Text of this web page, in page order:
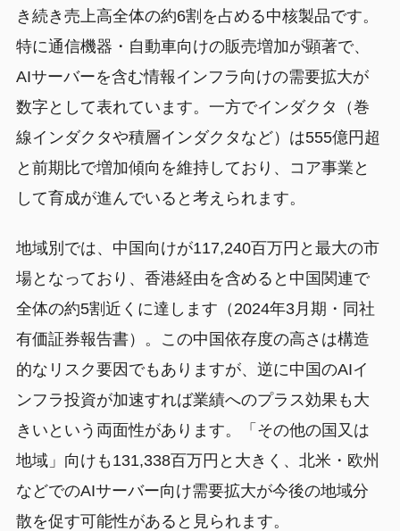
き続き売上高全体の約6割を占める中核製品です。
特に通信機器・自動車向けの販売増加が顕著で、
AIサーバーを含む情報インフラ向けの需要拡大が
数字として表れています。一方でインダクタ（巻
線インダクタや積層インダクタなど）は555億円超
と前期比で増加傾向を維持しており、コア事業と
して育成が進んでいると考えられます。
地域別では、中国向けが117,240百万円と最大の市
場となっており、香港経由を含めると中国関連で
全体の約5割近くに達します（2024年3月期・同社
有価証券報告書）。この中国依存度の高さは構造
的なリスク要因でもありますが、逆に中国のAIイ
ンフラ投資が加速すれば業績へのプラス効果も大
きいという両面性があります。「その他の国又は
地域」向けも131,338百万円と大きく、北米・欧州
などでのAIサーバー向け需要拡大が今後の地域分
散を促す可能性があると見られます。